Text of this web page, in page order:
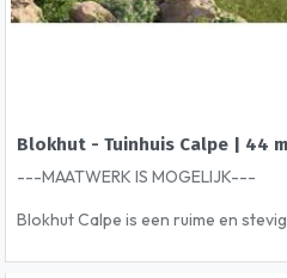
Blokhut - Tuinhuis Calpe | 44
---MAATWERK IS MOGELIJK---
Blokhut Calpe is een ruime en
opslagruimte, hobbyruimte of